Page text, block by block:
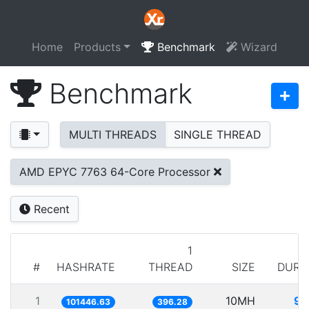
Home Products Benchmark Wizard
Benchmark
MULTI THREADS SINGLE THREAD
AMD EPYC 7763 64-Core Processor
Recent
# HASHRATE
1
THREAD
SIZE
1 101446.63 396.28 10MH